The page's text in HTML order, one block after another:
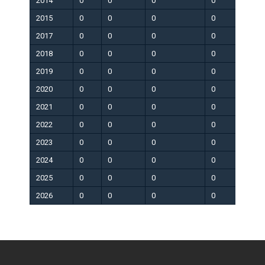
2015
0 0 0 0
2017
0 0 0 0
2018
0 0 0 0
2019
0 0 0 0
2020
0 0 0 0
2021
0 0 0 0
2022
0 0 0 0
2023
0 0 0 0
2024
0 0 0 0
2025
0 0 0 0
2026
0 0 0 0